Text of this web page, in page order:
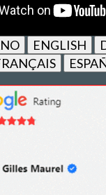
ENGLISH